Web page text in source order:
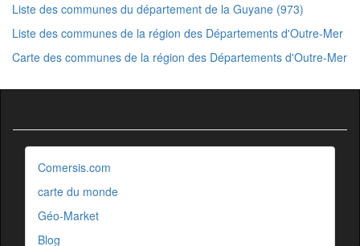
Liste des communes du département de la Guyane (973)
Liste des communes de la région des Départements d'Outre-Mer
Carte des communes de la région des Départements d'Outre-Mer
Comersis.com
carte du monde
Géo-Market
Blog